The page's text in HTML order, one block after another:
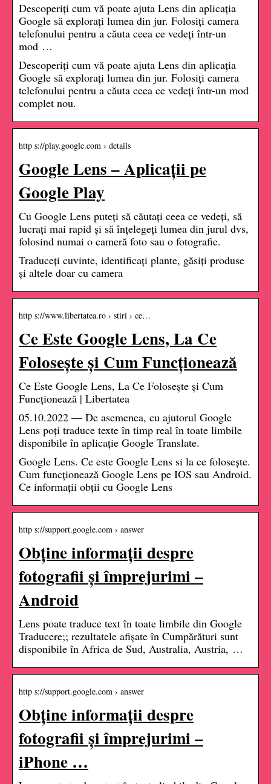
Descoperiți cum vă poate ajuta Lens din aplicația
Google să explorați lumea din jur. Folosiți camera
telefonului pentru a căuta ceea ce vedeți într-un
mod …
Descoperiți cum vă poate ajuta Lens din aplicația
Google să explorați lumea din jur. Folosiți camera
telefonului pentru a căuta ceea ce vedeți într-un mod
complet nou.
http s://play.google.com › details
Google Lens – Aplicații pe
Google Play
Cu Google Lens puteți să căutați ceea ce vedeți, să
lucrați mai rapid și să înțelegeți lumea din jurul dvs,
folosind numai o cameră foto sau o fotografie.
Traduceți cuvinte, identificați plante, găsiți produse
și altele doar cu camera
http s://www.libertatea.ro › stiri › ce…
Ce Este Google Lens, La Ce
Folosește și Cum Funcționează
Ce Este Google Lens, La Ce Folosește și Cum
Funcționează | Libertatea
05.10.2022 — De asemenea, cu ajutorul Google
Lens poți traduce texte în timp real în toate limbile
disponibile în aplicație Google Translate.
Google Lens. Ce este Google Lens si la ce folosește.
Cum funcționează Google Lens pe IOS sau Android.
Ce informații obții cu Google Lens
http s://support.google.com › answer
Obține informații despre
fotografii și împrejurimi –
Android
Lens poate traduce text în toate limbile din Google
Traducere;; rezultatele afișate în Cumpărături sunt
disponibile în Africa de Sud, Australia, Austria, …
http s://support.google.com › answer
Obține informații despre
fotografii și împrejurimi –
iPhone …